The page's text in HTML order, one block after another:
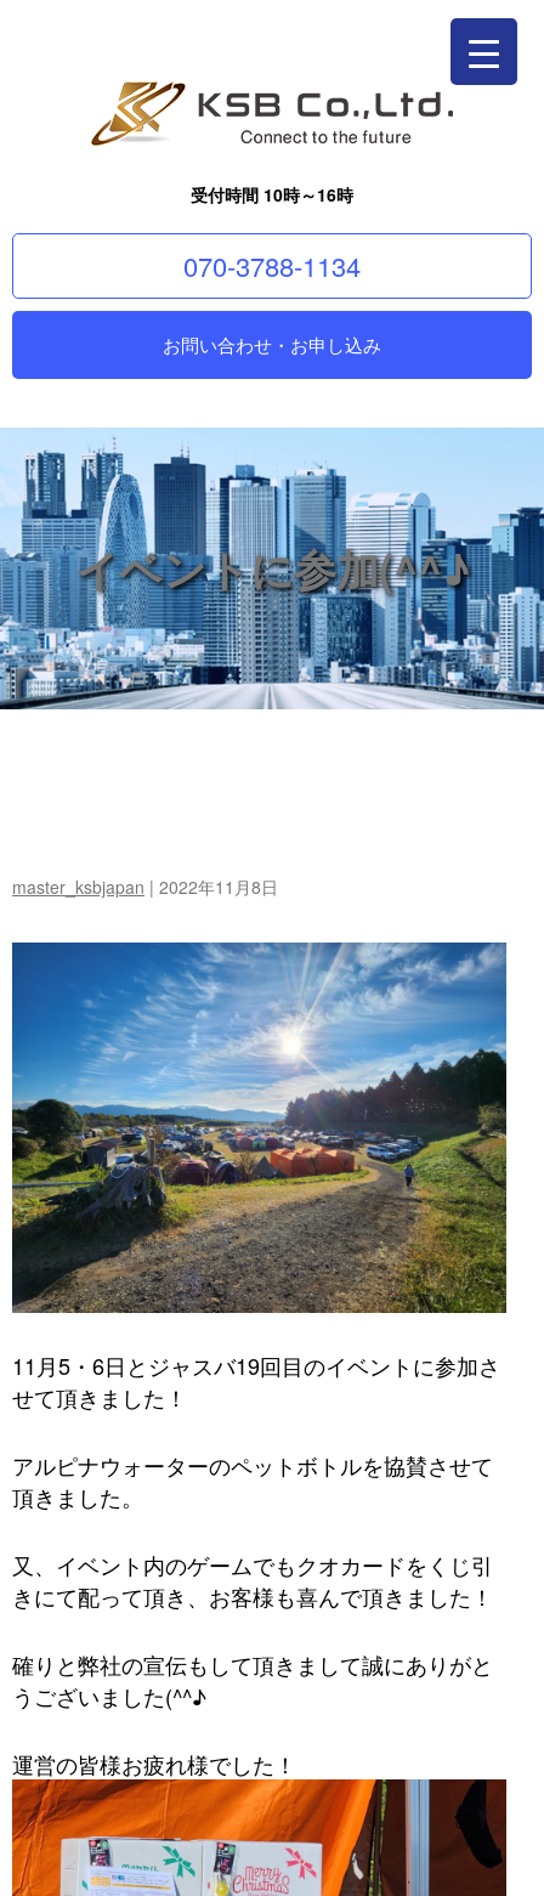
受付時間 10時～16時
070-3788-1134
お問い合わせ・お申し込み
イベントに参加(^^♪
master_ksbjapan | 2022年11月8日
11月5・6日とジャスバ19回目のイベントに参加さ
せて頂きました！
アルピナウォーターのペットボトルを協賛させて
頂きました。
又、イベント内のゲームでもクオカードをくじ引
きにて配って頂き、お客様も喜んで頂きました！
確りと弊社の宣伝もして頂きまして誠にありがと
うございました(^^♪
運営の皆様お疲れ様でした！